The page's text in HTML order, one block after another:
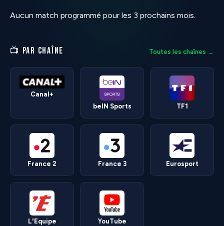
Aucun match programmé pour les 3 prochains mois.
📺 PAR CHAÎNE Toutes les chaînes →
Canal+
beIN Sports
TF1
France 2 France 3 Eurosport
L'Equipe YouTube